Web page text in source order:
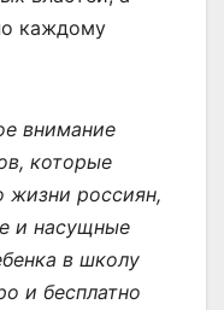
каждому
внимание
которые
жизни россиян,
и насущные
в школу
и бесплатно